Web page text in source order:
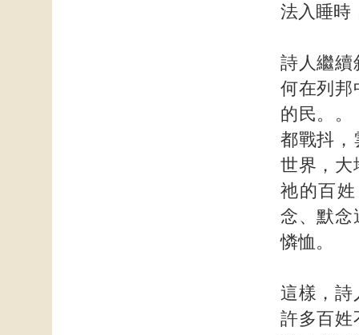
法入睡時
詩人繼續
何在列邦
的民。。
都戰抖，
世界，大
祂的百
念、默念
憐恤。
這樣，詩
許多百姓